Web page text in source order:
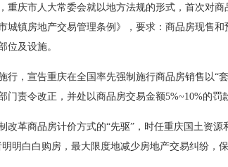
庆市人大常委会就以地方法规的形式，首次对商
城镇房地产交易管理条例》，要求：商品房现售
位及设施。
，宣告重庆在全国率先强制施行商品房销售以“
门责令改正，并处以商品房交易金额5%~10%的罚
革商品房计价方式的“先驱”，时任重庆国土资源
明白白购房，最大限度地减少房地产交易纠纷，